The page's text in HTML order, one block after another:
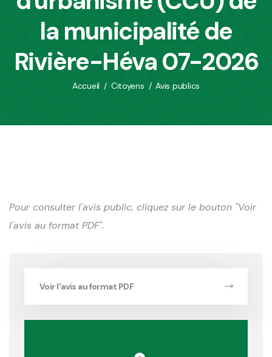
la municipalité de
Rivière-Héva 07-2026
Accueil / Citoyens / Avis publics
Pour consulter l'avis public, cliquez sur le bouton "Voir
l'avis au format PDF".
Voir l'avis au format PDF